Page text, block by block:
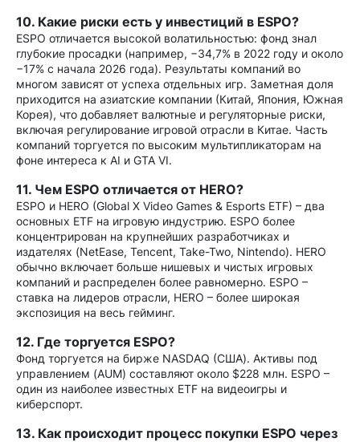
10. Какие риски есть у инвестиций в ESPO?
ESPO отличается высокой волатильностью: фонд знал
глубокие просадки (например, −34,7% в 2022 году и около
−17% с начала 2026 года). Результаты компаний во
многом зависят от успеха отдельных игр. Заметная доля
приходится на азиатские компании (Китай, Япония, Южная
Корея), что добавляет валютные и регуляторные риски,
включая регулирование игровой отрасли в Китае. Часть
компаний торгуется по высоким мультипликаторам на
фоне интереса к AI и GTA VI.
11. Чем ESPO отличается от HERO?
ESPO и HERO (Global X Video Games & Esports ETF) – два
основных ETF на игровую индустрию. ESPO более
концентрирован на крупнейших разработчиках и
издателях (NetEase, Tencent, Take-Two, Nintendo). HERO
обычно включает больше нишевых и чистых игровых
компаний и распределен более равномерно. ESPO –
ставка на лидеров отрасли, HERO – более широкая
экспозиция на весь гейминг.
12. Где торгуется ESPO?
Фонд торгуется на бирже NASDAQ (США). Активы под
управлением (AUM) составляют около $228 млн. ESPO –
один из наиболее известных ETF на видеоигры и
киберспорт.
13. Как происходит процесс покупки ESPO через